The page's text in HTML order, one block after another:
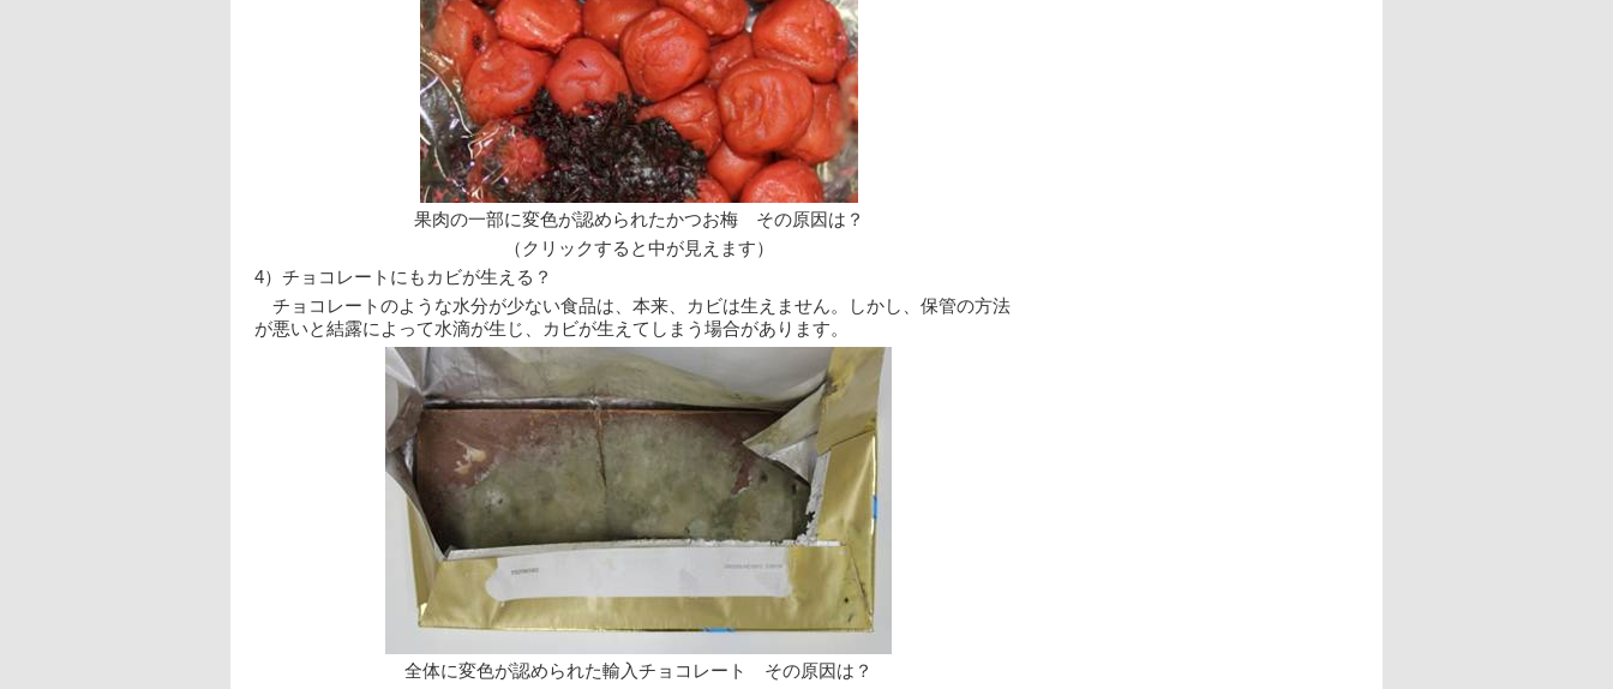
果肉の一部に変色が認められたかつお梅　その原因は？
（クリックすると中が見えます）
4）チョコレートにもカビが生える？
チョコレートのような水分が少ない食品は、本来、カビは生えません。しかし、保管の方法
が悪いと結露によって水滴が生じ、カビが生えてしまう場合があります。
全体に変色が認められた輸入チョコレート　その原因は？